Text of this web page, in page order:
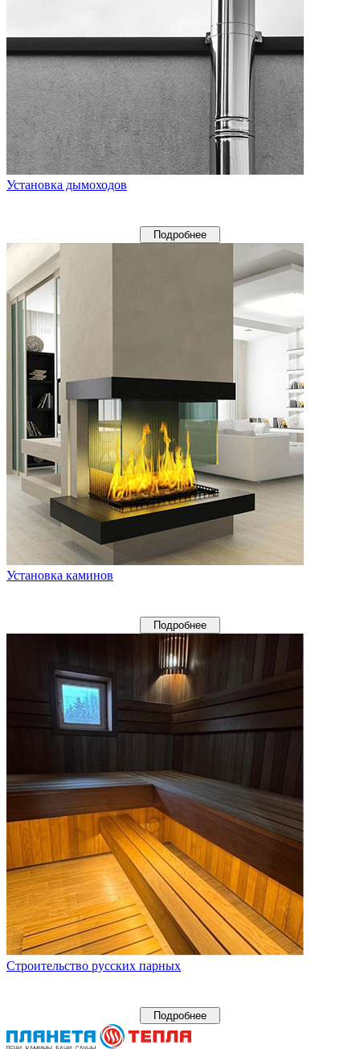
Установка дымоходов
Подробнее
Установка каминов
Подробнее
Строительство русских парных
Подробнее